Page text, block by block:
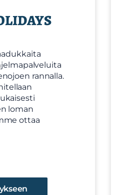
rannalla.
loman
ottaa